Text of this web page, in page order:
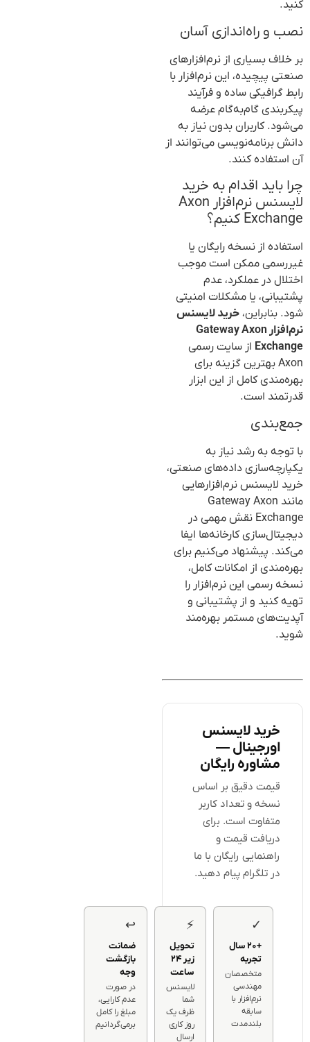
کنید.
نصب و راه‌اندازی آسان
بر خلاف بسیاری از نرم‌افزارهای
صنعتی پیچیده، این نرم‌افزار با
رابط گرافیکی ساده و فرآیند
پیکربندی گام‌به‌گام عرضه
می‌شود. کاربران بدون نیاز به
دانش برنامه‌نویسی می‌توانند از
آن استفاده کنند.
چرا باید اقدام به خرید
لایسنس نرم‌افزار Axon
Exchange کنیم؟
استفاده از نسخه رایگان یا
غیررسمی ممکن است موجب
اختلال در عملکرد، عدم
پشتیبانی، یا مشکلات امنیتی
شود. بنابراین، خرید لایسنس
نرم‌افزار Gateway Axon
Exchange از سایت رسمی
Axon بهترین گزینه برای
بهره‌مندی کامل از این ابزار
قدرتمند است.
جمع‌بندی
با توجه به رشد نیاز به
یکپارچه‌سازی داده‌های صنعتی،
خرید لایسنس نرم‌افزارهایی
مانند Gateway Axon
Exchange نقش مهمی در
دیجیتال‌سازی کارخانه‌ها ایفا
می‌کند. پیشنهاد می‌کنیم برای
بهره‌مندی از امکانات کامل،
نسخه رسمی این نرم‌افزار را
تهیه کنید و از پشتیبانی و
آپدیت‌های مستمر بهره‌مند
شوید.
خرید لایسنس
اورجینال —
مشاوره رایگان
قیمت دقیق بر اساس
نسخه و تعداد کاربر
متفاوت است. برای
دریافت قیمت و
راهنمایی رایگان با ما
در تلگرام پیام دهید.
✓
+۲۰ سال
تجربه
متخصصان
مهندسی
نرم‌افزار با
سابقه
بلندمدت
⚡
تحویل
زیر ۲۴
ساعت
لایسنس
شما
ظرف یک
روز کاری
ارسال
↩
ضمانت
بازگشت
وجه
در صورت
عدم کارایی،
مبلغ را کامل
برمی‌گردانیم